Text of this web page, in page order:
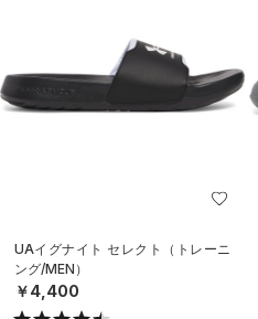
UAイグナイト セレクト（トレーニ
ング/MEN）
￥4,400